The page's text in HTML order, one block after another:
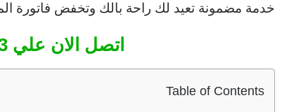
خدمة مضمونة تعيد لك راحة بالك وتخفض فاتورة
اتصل الان علي 0542010613
Table of Contents